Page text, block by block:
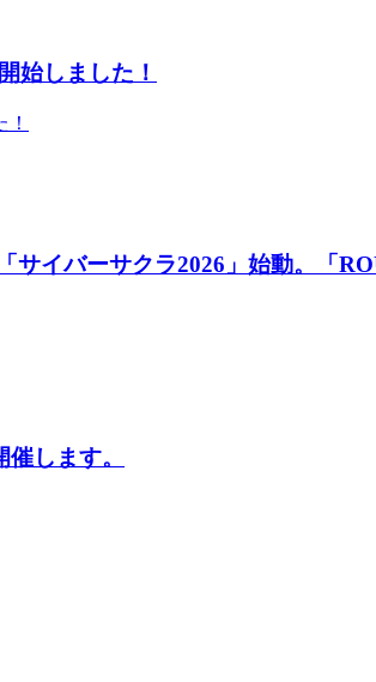
始しました！
イバーサクラ2026」始動。「
します。